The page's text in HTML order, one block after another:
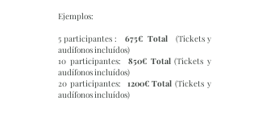
Ejemplos:
5 participantes : 675€ Total (Tickets y
audífonos incluídos)
10 participantes: 850€ Total(Tickets y
audífonos incluídos)
20 participantes: 1200€ Total (Tickets y
audífonos incluídos)​